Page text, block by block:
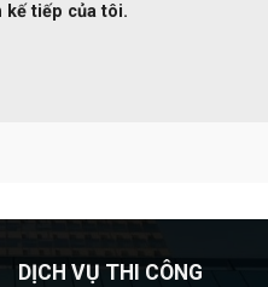
tiếp của tôi.
DỊCH VỤ THI CÔNG